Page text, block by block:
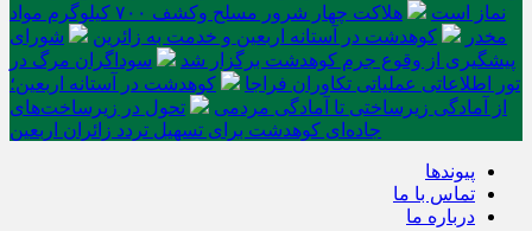
نماز است
هلاکت چهار شرور مسلح وکشف ۷۰۰ کیلوگرم مواد
مخدر
کوهدشت در آستانه اربعین و خدمت‌ به زائرین
شورای
پیشگیری از وقوع جرم کوهدشت برگزار شد
سوداگران مرگ در
تور اطلاعاتی عملیاتی تکاوران فراجا
کوهدشت در آستانه اربعین؛
از آمادگی زیرساختی تا آمادگی مردمی
تحول در زیرساخت‌های
جاده‌ای کوهدشت برای تسهیل تردد زائران اربعین
پیوندها
تماس با ما
درباره ما